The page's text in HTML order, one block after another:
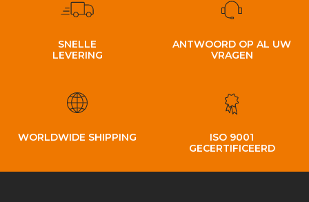
SNELLE
LEVERING
ANTWOORD OP AL UW
VRAGEN
WORLDWIDE SHIPPING
ISO 9001
GECERTIFICEERD